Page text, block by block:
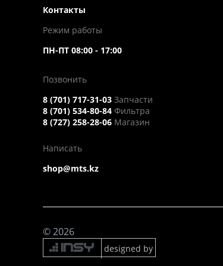
Контакты
Режим работы
ПН-ПТ 08:00 - 17:00
Позвонить
8 (701) 717-31-03 Запчасти
8 (701) 534-80-84 Фильтра
8 (727) 258-28-06 Магазин
Написать
shop@mts.kz
© 2026
designed by